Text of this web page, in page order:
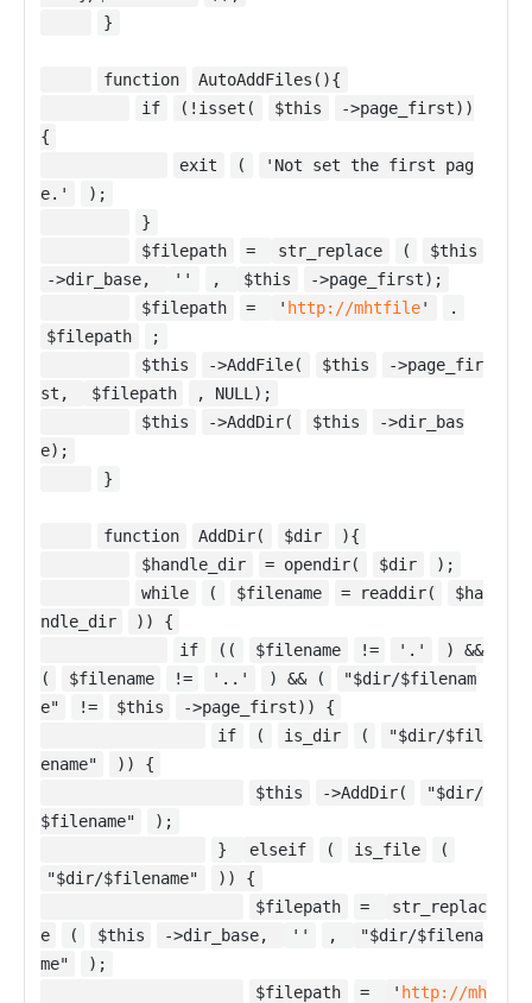
}
function
AutoAddFiles(){
if
(!isset( $this
->page_first))
{
exit
(
'Not set the first pag
e.'
);
}
$filepath
= str_replace (
$this
->dir_base,
'' , $this
->page_first);
$filepath
= ' http://mhtfile'
.
$filepath
;
$this
->AddFile( $this
->page_fir
st,
$filepath
, NULL);
$this
->AddDir( $this
->dir_bas
e);
}
function AddDir( $dir
){
$handle_dir
= opendir( $dir
);
while
( $filename = readdir(
$ha
ndle_dir
)) {
if
(( $filename != '.'
) &&
(
$filename != '..' ) && (
"$dir/$filenam
e"
!= $this
->page_first)) {
if
( is_dir (
"$dir/$fil
ename"
)) {
$this
->AddDir(
"$dir/
$filename"
);
}
elseif ( is_file
(
"$dir/$filename"
)) {
$filepath
=
str_replac
e
( $this ->dir_base, '' ,
"$dir/$filena
me"
);
$filepath
= ' http://mh